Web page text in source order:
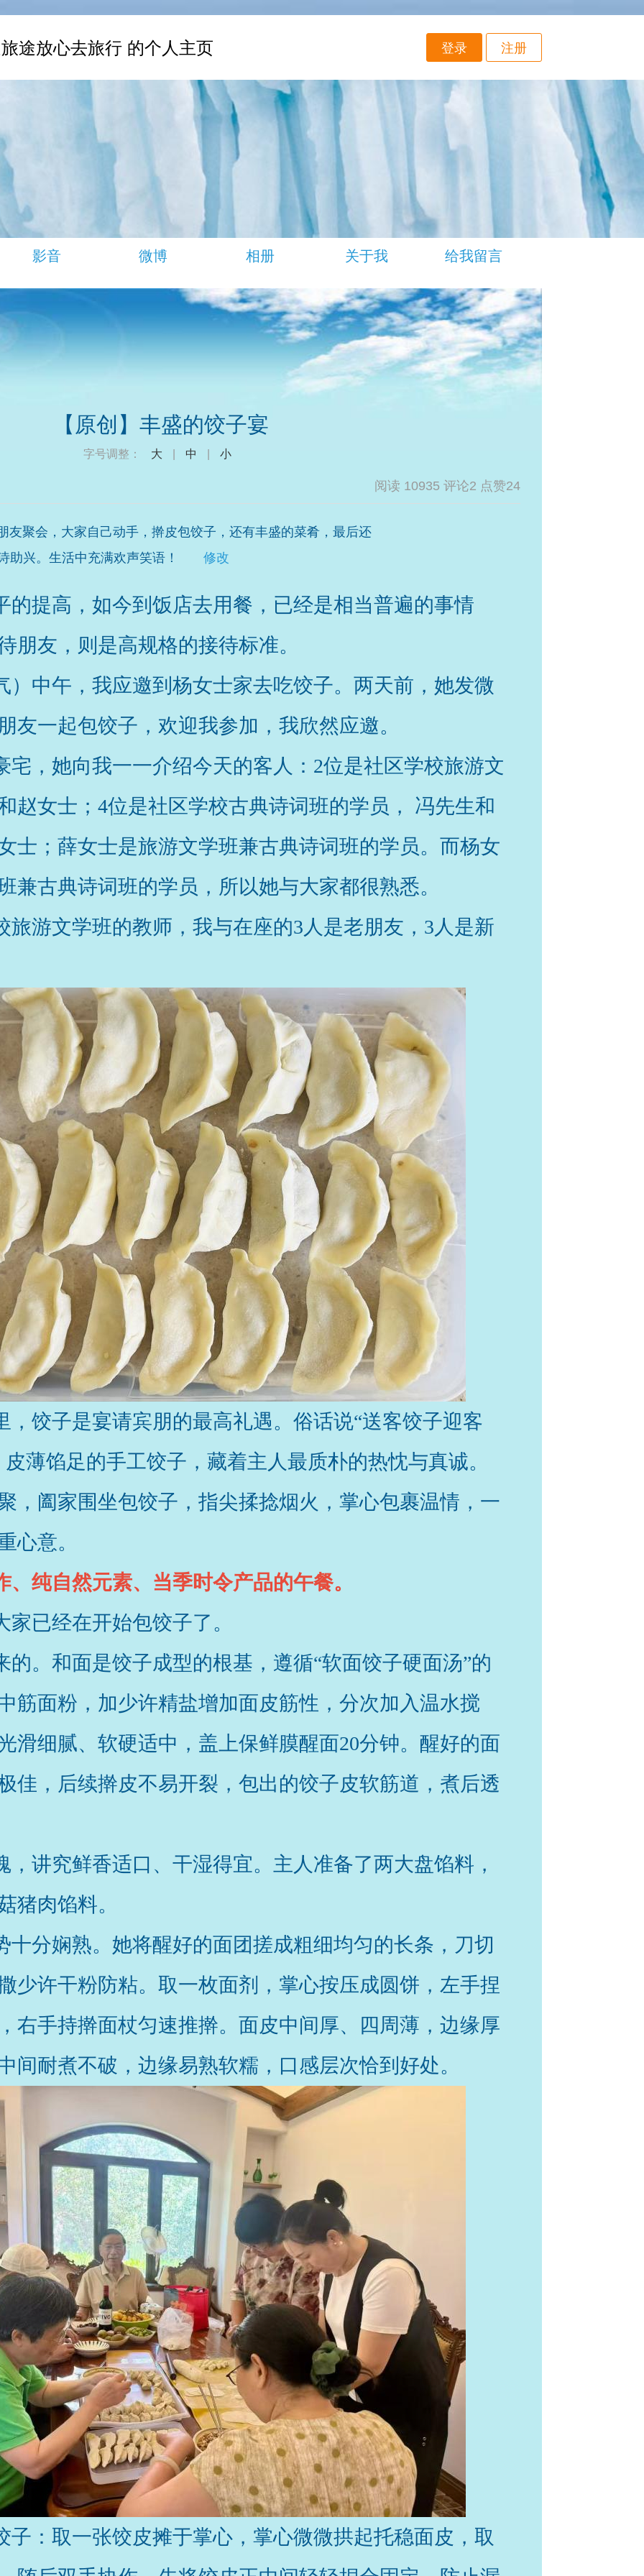
途放心去旅行 的个人主页 登录 注册
影音 微博 相册 关于我 给我留言
【原创】丰盛的饺子宴
字号调整： 大 中 小
阅读 10935 评论2 点赞24
友聚会，大家自己动手，擀皮包饺子，还有丰盛的菜肴，最后还
助兴。生活中充满欢声笑语！
修改
的提高，如今到饭店去用餐，已经是相当普遍的事情
朋友，则是高规格的接待标准。
）中午，我应邀到杨女士家去吃饺子。两天前，她发微
友一起包饺子，欢迎我参加，我欣然应邀。
宅，她向我一一介绍今天的客人：2位是社区学校旅游文
赵女士；4位是社区学校古典诗词班的学员， 冯先生和
士；薛女士是旅游文学班兼古典诗词班的学员。而杨女
兼古典诗词班的学员，所以她与大家都很熟悉。
旅游文学班的教师，我与在座的3人是老朋友，3人是新
，饺子是宴请宾朋的最高礼遇。俗话说“送客饺子迎客
薄馅足的手工饺子，藏着主人最质朴的热忱与真诚。
，阖家围坐包饺子，指尖揉捻烟火，掌心包裹温情，一
心意。
、纯自然元素、当季时令产品的午餐。
已经在开始包饺子了。
的。和面是饺子成型的根基，遵循“软面饺子硬面汤”的
筋面粉，加少许精盐增加面皮筋性，分次加入温水搅
滑细腻、软硬适中，盖上保鲜膜醒面20分钟。醒好的面
佳，后续擀皮不易开裂，包出的饺子皮软筋道，煮后透
，讲究鲜香适口、干湿得宜。主人准备了两大盘馅料，
猪肉馅料。
十分娴熟。她将醒好的面团搓成粗细均匀的长条，刀切
少许干粉防粘。取一枚面剂，掌心按压成圆饼，左手捏
右手持擀面杖匀速推擀。面皮中间厚、四周薄，边缘厚
间耐煮不破，边缘易熟软糯，口感层次恰到好处。
子：取一张饺皮摊于掌心，掌心微微拱起托稳面皮，取